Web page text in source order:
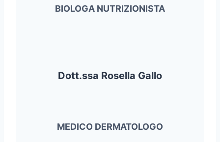
BIOLOGA NUTRIZIONISTA
Dott.ssa Rosella Gallo
MEDICO DERMATOLOGO